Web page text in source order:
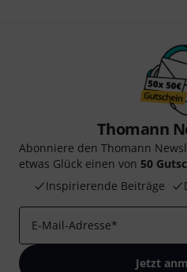
Thomann
Abonniere den Thomann
etwas Glück einen von 50
Inspirierende Beiträge
E-Mail-Adresse*
Jetzt